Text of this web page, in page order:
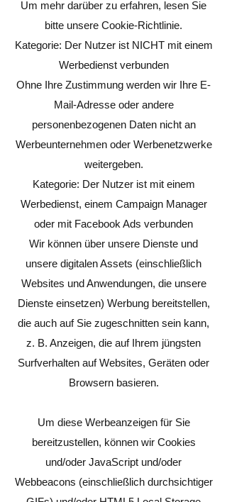
Um mehr darüber zu erfahren, lesen Sie
bitte unsere Cookie-Richtlinie.
Kategorie: Der Nutzer ist NICHT mit einem
Werbedienst verbunden
Ohne Ihre Zustimmung werden wir Ihre E-
Mail-Adresse oder andere
personenbezogenen Daten nicht an
Werbeunternehmen oder Werbenetzwerke
weitergeben.
Kategorie: Der Nutzer ist mit einem
Werbedienst, einem Campaign Manager
oder mit Facebook Ads verbunden
Wir können über unsere Dienste und
unsere digitalen Assets (einschließlich
Websites und Anwendungen, die unsere
Dienste einsetzen) Werbung bereitstellen,
die auch auf Sie zugeschnitten sein kann,
z. B. Anzeigen, die auf Ihrem jüngsten
Surfverhalten auf Websites, Geräten oder
Browsern basieren.
Um diese Werbeanzeigen für Sie
bereitzustellen, können wir Cookies
und/oder JavaScript und/oder
Webbeacons (einschließlich durchsichtiger